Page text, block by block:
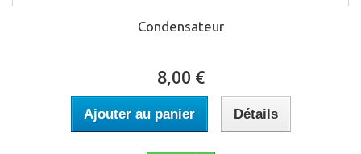
Condensateur
8,00 €
Ajouter au panier Détails